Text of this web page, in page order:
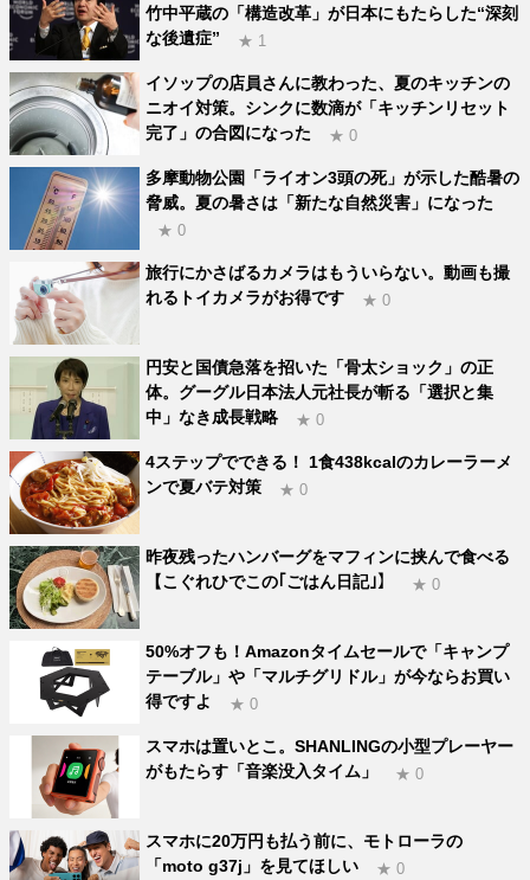
竹中平蔵の「構造改革」が日本にもたらした“深刻
な後遺症”
★ 1
イソップの店員さんに教わった、夏のキッチンの
ニオイ対策。シンクに数滴が「キッチンリセット
完了」の合図になった
★ 0
多摩動物公園「ライオン3頭の死」が示した酷暑の
脅威。夏の暑さは「新たな自然災害」になった
★ 0
旅行にかさばるカメラはもういらない。動画も撮
れるトイカメラがお得です
★ 0
円安と国債急落を招いた「骨太ショック」の正
体。グーグル日本法人元社長が斬る「選択と集
中」なき成長戦略
★ 0
4ステップでできる！ 1食438kcalのカレーラーメ
ンで夏バテ対策
★ 0
昨夜残ったハンバーグをマフィンに挟んで食べる
【こぐれひでこの｢ごはん日記｣】
★ 0
50%オフも！Amazonタイムセールで「キャンプ
テーブル」や「マルチグリドル」が今ならお買い
得ですよ
★ 0
スマホは置いとこ。SHANLINGの小型プレーヤー
がもたらす「音楽没入タイム」
★ 0
スマホに20万円も払う前に、モトローラの
「moto g37j」を見てほしい
★ 0